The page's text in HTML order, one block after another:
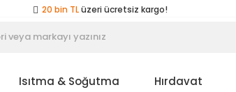
20 bin TLüzeri ücretsiz kargo!
Peşin fiyatına3 taksit
20 bin TLüzeri ücretsiz kargo!
Isıtma & Soğutma Hırdavat